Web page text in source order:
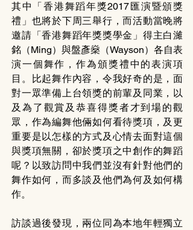
其中「香港舞蹈年獎2017匯演暨頒獎
禮」也將於下周三舉行，而活動當晚將
邀請「香港舞蹈年獎獎學金」得主白濰
銘（Ming）與盤彥燊（Wayson）各自表
演一個舞作，作為頒獎禮中的表演項
目。比起舞作內容，令我好奇的是，面
對一眾準備上台領獎的前輩及同業，以
及為了觀賞及恭喜得獎者才到場的觀
眾，作為編舞他倆如何看待獎項，及更
重要是以怎樣的方式及心情去面對這個
與獎項無關，卻於獎項之中創作的舞蹈
呢？以致訪問中我們並沒有針對他們的
舞作如何，而多談及他們為何及如何構
作。
訪談過後發現，兩位同為本地年輕獨立